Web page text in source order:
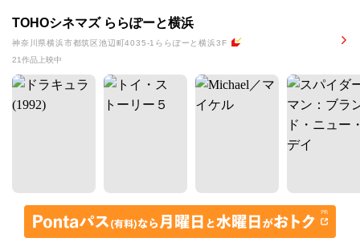
TOHOシネマズ ららぽーと横浜
神奈川県横浜市都筑区池辺町4035-1ららぽーと横浜3F
21作品上映中